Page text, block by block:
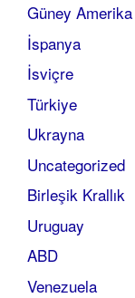
Güney Amerika
İspanya
İsviçre
Türkiye
Ukrayna
Uncategorized
Birleşik Krallık
Uruguay
ABD
Venezuela